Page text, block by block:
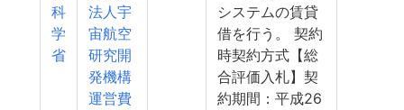
科
学
省
法人宇
宙航空
研究開
発機構
運営費
システムの賃貸
借を行う。 契約
時契約方式【総
合評価入札】契
約期間：平成26